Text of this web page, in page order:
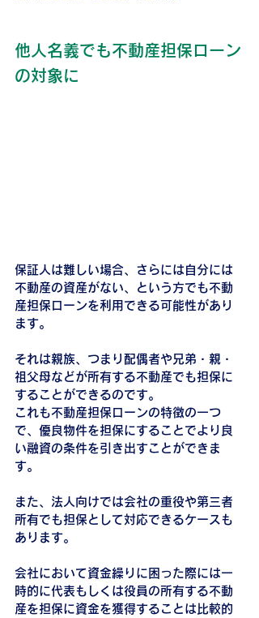
他人名義でも不動産担保ローン
の対象に
保証人は難しい場合、さらには自分には
不動産の資産がない、という方でも不動
産担保ローンを利用できる可能性があり
ます。
それは親族、つまり配偶者や兄弟・親・
祖父母などが所有する不動産でも担保に
することができるのです。
これも不動産担保ローンの特徴の一つ
で、優良物件を担保にすることでより良
い融資の条件を引き出すことができま
す。
また、法人向けでは会社の重役や第三者
所有でも担保として対応できるケースも
あります。
会社において資金繰りに困った際には一
時的に代表もしくは役員の所有する不動
産を担保に資金を獲得することは比較的